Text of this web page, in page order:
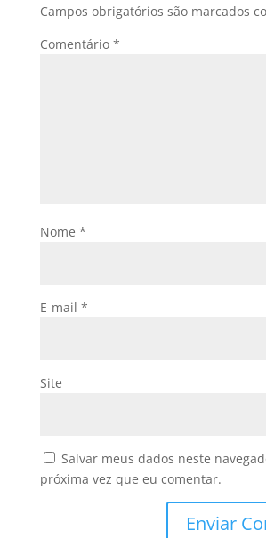
Campos obrigatórios são marcados
Comentário *
Nome *
E-mail *
Site
Salvar meus dados neste
próxima vez que eu comentar.